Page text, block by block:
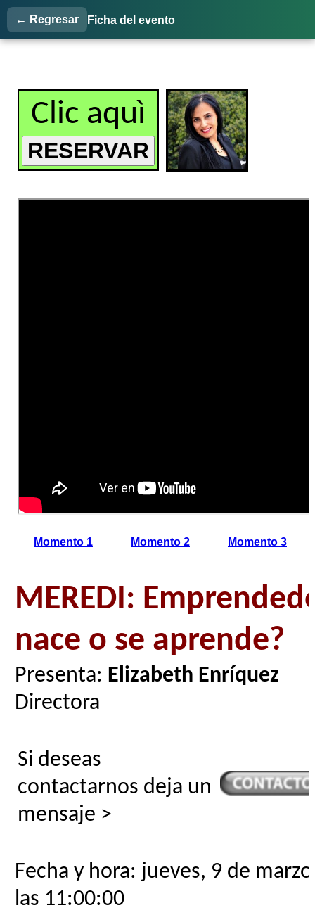
← Regresar Ficha del evento
Clic aquì
Momento 1 Momento 2 Momento 3
MEREDI:
nace o se aprende?
Presenta: Elizabeth Enríquez
Directora
Si deseas
contactarnos deja un
mensaje >
Fecha y hora: jueves, 9 de
las 11:00:00